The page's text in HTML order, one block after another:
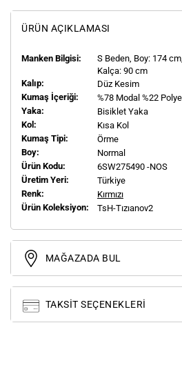
ÜRÜN AÇIKLAMASI
Manken Bilgisi: S Beden, Boy: 174
Kalça: 90 cm
Kalıp:
Düz Kesim
Kumaş İçeriği:
%78 Modal %22
Yaka:
Bisiklet Yaka
Kol:
Kısa Kol
Kumaş Tipi:
Örme
Boy:
Normal
Ürün Kodu:
6SW275490 -NOS
Üretim Yeri:
Türkiye
Renk:
Kırmızı
Ürün Koleksiyon:
TsH-Tızıanov2
MAĞAZADA BUL
TAKSIT SEÇENEKLERI